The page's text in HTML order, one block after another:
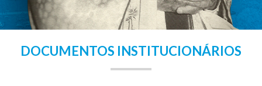
DOCUMENTOS INSTITUCIONÁRIOS